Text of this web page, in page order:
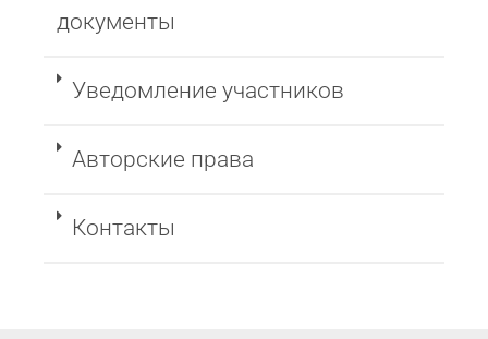
документы
Уведомление участников
Авторские права
Контакты